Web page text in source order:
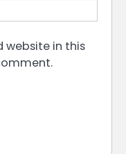
website in this